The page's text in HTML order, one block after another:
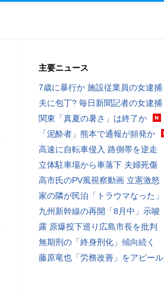
主要ニュース
7歳に暴行か 施設従業員の女逮捕
夫に包丁? 毎日新聞記者の女逮捕
関東「真夏の暑さ」は終了か
「泥酔者」熊本で通報が頻発か
高速に自転車侵入 路側帯を逆走
立体駐車場から車落下 夫婦死傷
高市氏のPV風視察動画 立憲激怒
家の隣が民泊「トラウマなった」
九州新幹線の再開「8月中」示唆
露 原爆投下巡り広島市長を批判
無期刑の「終身刑化」傾向続く
藤原竜也「労務改善」をアピール